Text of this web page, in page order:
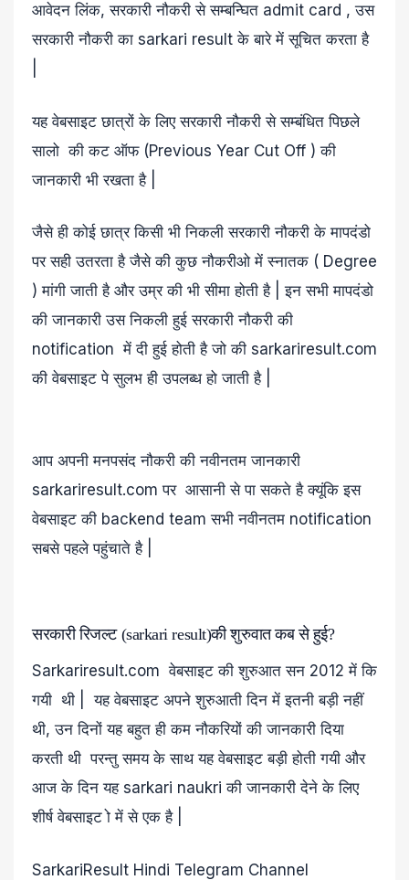
आवेदन लिंक, सरकारी नौकरी से सम्बन्घित admit card , उस
सरकारी नौकरी का sarkari result के बारे में सूचित करता है
यह वेबसाइट छात्रों के लिए सरकारी नौकरी से सम्बंधित पिछले
सालो की कट ऑफ (Previous Year Cut Off ) की
जानकारी भी रखता है |
जैसे ही कोई छात्र किसी भी निकली सरकारी नौकरी के मापदंडो
पर सही उतरता है जैसे की कुछ नौकरीओ में स्नातक ( Degree
) मांगी जाती है और उम्र की भी सीमा होती है | इन सभी मापदंडो
की जानकारी उस निकली हुई सरकारी नौकरी की
notification में दी हुई होती है जो की sarkariresult.com
की वेबसाइट पे सुलभ ही उपलब्ध हो जाती है |
आप अपनी मनपसंद नौकरी की नवीनतम जानकारी
sarkariresult.com पर आसानी से पा सकते है क्यूंकि इस
वेबसाइट की backend team सभी नवीनतम notification
सबसे पहले पहुंचाते है |
सरकारी रिजल्ट (sarkari result)की शुरुवात कब से हुई?
Sarkariresult.com वेबसाइट की शुरुआत सन 2012 में कि
गयी थी | यह वेबसाइट अपने शुरुआती दिन में इतनी बड़ी नहीं
थी, उन दिनों यह बहुत ही कम नौकरियों की जानकारी दिया
करती थी परन्तु समय के साथ यह वेबसाइट बड़ी होती गयी और
आज के दिन यह sarkari naukri की जानकारी देने के लिए
शीर्ष वेबसाइट ो में से एक है |
SarkariResult Hindi Telegram Channel